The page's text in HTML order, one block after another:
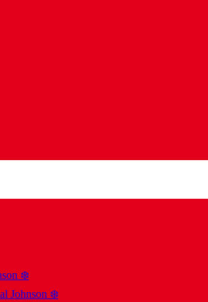
❄️
Johnson ❄️